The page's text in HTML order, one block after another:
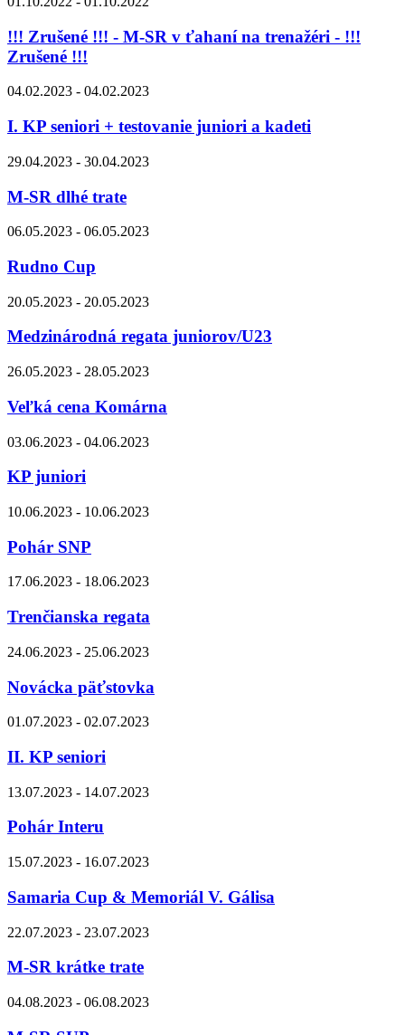
!!! Zrušené !!! - M-SR v ťahaní na trenažéri - !!!
Zrušené !!!
04.02.2023 - 04.02.2023
I. KP seniori + testovanie juniori a kadeti
29.04.2023 - 30.04.2023
M-SR dlhé trate
06.05.2023 - 06.05.2023
Rudno Cup
20.05.2023 - 20.05.2023
Medzinárodná regata juniorov/U23
26.05.2023 - 28.05.2023
Veľká cena Komárna
03.06.2023 - 04.06.2023
KP juniori
10.06.2023 - 10.06.2023
Pohár SNP
17.06.2023 - 18.06.2023
Trenčianska regata
24.06.2023 - 25.06.2023
Novácka päťstovka
01.07.2023 - 02.07.2023
II. KP seniori
13.07.2023 - 14.07.2023
Pohár Interu
15.07.2023 - 16.07.2023
Samaria Cup & Memoriál V. Gálisa
22.07.2023 - 23.07.2023
M-SR krátke trate
04.08.2023 - 06.08.2023